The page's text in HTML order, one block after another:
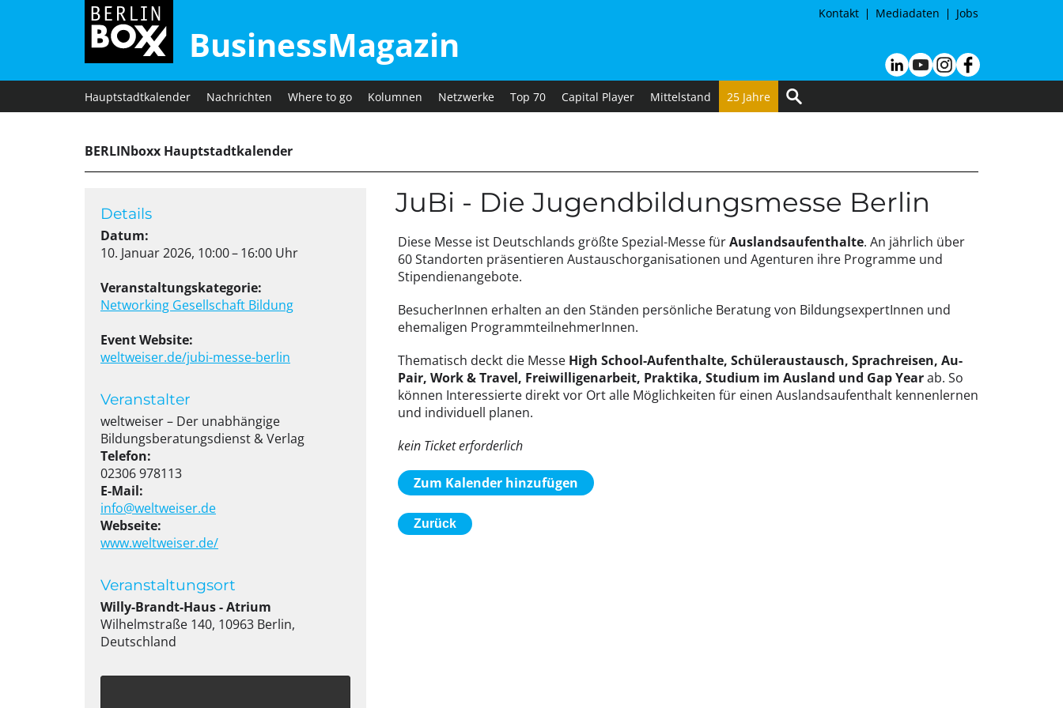
BusinessMagazin
Kontakt Mediadaten Jobs
Hauptstadtkalender Nachrichten Where to go Kolumnen Netzwerke Top 70 Capital Player Mittelstand 25 Jahre
BERLINboxx Hauptstadtkalender
Details
Datum:
10. Januar 2026, 10:00 – 16:00 Uhr
Veranstaltungskategorie:
Networking Gesellschaft Bildung
Event Website:
weltweiser.de/jubi-messe-berlin
Veranstalter
weltweiser – Der unabhängige
Bildungsberatungsdienst & Verlag
Telefon:
02306 978113
E-Mail:
info@weltweiser.de
Webseite:
www.weltweiser.de/
Veranstaltungsort
Willy-Brandt-Haus - Atrium
Wilhelmstraße 140, 10963 Berlin,
Deutschland
JuBi - Die Jugendbildungsmesse Berlin
Diese Messe ist Deutschlands größte Spezial-Messe fürAuslandsaufenthalte. An jährlich über
60 Standorten präsentieren Austauschorganisationen und Agenturen ihre Programme und
Stipendienangebote.
BesucherInnen erhalten an den Ständen persönliche Beratung von BildungsexpertInnen und
ehemaligen ProgrammteilnehmerInnen.
Thematisch deckt die Messe High School-Aufenthalte, Schüleraustausch, Sprachreisen, Au-
Pair, Work & Travel, Freiwilligenarbeit, Praktika, Studium im Ausland und Gap Yearab. So
können Interessierte direkt vor Ort alle Möglichkeiten für einen Auslandsaufenthalt kennenlernen
und individuell planen.
kein Ticket erforderlich
Zum Kalender hinzufügen
Zurück